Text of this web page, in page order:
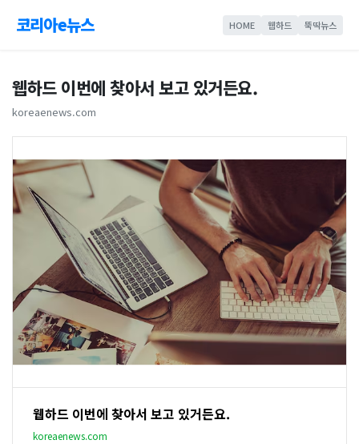
코리아e뉴스 HOME 웹하드 뚝딱뉴스
웹하드 이번에 찾아서 보고 있거든요.
koreaenews.com
웹하드 이번에 찾아서 보고 있거든요.
koreaenews.com